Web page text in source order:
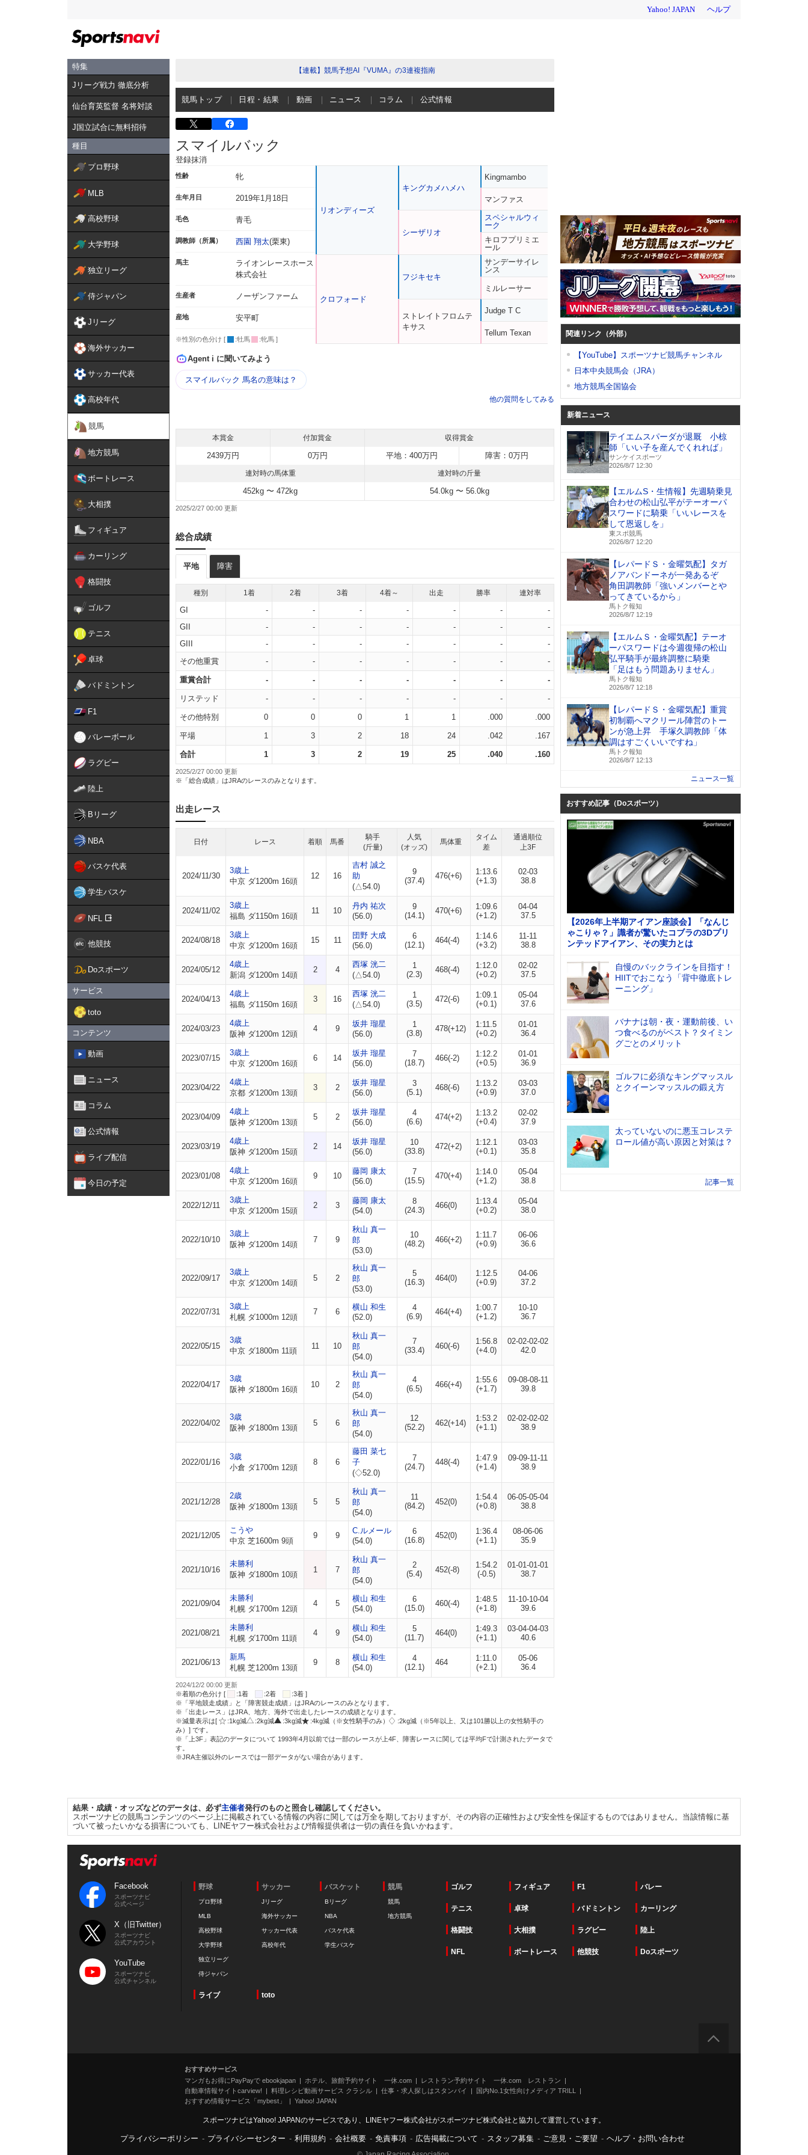
特集
Jリーグ戦力 徹底分析
仙台育英監督 名将対談
J国立試合に無料招待
種目
プロ野球
MLB
高校野球
大学野球
独立リーグ
侍ジャパン
Jリーグ
海外サッカー
サッカー代表
高校年代
競馬
地方競馬
ボートレース
大相撲
フィギュア
カーリング
格闘技
ゴルフ
テニス
卓球
バドミントン
F1
バレーボール
ラグビー
陸上
Bリーグ
NBA
バスケ代表
学生バスケ
NFL
他競技
Doスポーツ
サービス
toto
コンテンツ
動画
ニュース
コラム
公式情報
ライブ配信
今日の予定
【連載】競馬予想AI『VUMA』の3連複指南
競馬トップ 日程・結果 動画 ニュース コラム 公式情報
スマイルバック
登録抹消
性齢 牝
生年月日 2019年1月18日
毛色 青毛
調教師（所属） 西園 翔太(栗東)
馬主
ライオンレースホース
株式会社
生産者 ノーザンファーム
産地 安平町
※性別の色分け [ :牡馬 :牝馬 ]
リオンディーズ
クロフォード
キングカメハメハ
シーザリオ
フジキセキ
ストレイトフロムテ
キサス
Kingmambo
マンファス
スペシャルウィ
ーク
キロフプリミエ
ール
サンデーサイレ
ンス
ミルレーサー
Judge T C
Tellum Texan
Agent i に聞いてみよう
スマイルバック 馬名の意味は？
他の質問をしてみる
本賞金 付加賞金 収得賞金
2439万円 0万円 平地：400万円 障害：0万円
連対時の馬体重 連対時の斤量
452kg 〜 472kg 54.0kg 〜 56.0kg
2025/2/27 00:00
総合成績
平地 障害
種別 1着 2着 3着 4着～ 出走 勝率 連対率
GI - - - - - -
-
GII
- - - - - -
-
GIII
- - - - - -
-
その他重賞
- - - - - - -
重賞合計 - - - - - - -
リステッド - - - - - - -
その他特別 0 0 0 1 1 .000 .000
平場 1 3 2 18 24 .042 .167
合計 1 3 2 19 25 .040 .160
2025/2/27 00:00 更新
※「総合成績」はJRAのレースのみとなります。
出走レース
日付 レース 着順 馬番
騎手
(斤量)
人気
(オッズ)
馬体重
タイム
差
通過順位
上3F
2024/11/30
3歳上
中京 ダ1200m 16頭
12 16
吉村 誠之
助
(△54.0)
9
(37.4)
476(+6)
1:13.6
(+1.3)
02-03
38.8
2024/11/02
3歳上
福島 ダ1150m 16頭
11 10
丹内 祐次
(56.0)
9
(14.1)
470(+6)
1:09.6
(+1.2)
04-04
37.5
2024/08/18
3歳上
中京 ダ1200m 16頭
15 11
団野 大成
(56.0)
6
(12.1)
464(-4)
1:14.6
(+3.2)
11-11
38.8
2024/05/12
4歳上
新潟 ダ1200m 14頭
2 4
西塚 洸二
(△54.0)
1
(2.3)
468(-4)
1:12.0
(+0.2)
02-02
37.5
2024/04/13
4歳上
福島 ダ1150m 16頭
3 16
西塚 洸二
(△54.0)
1
(3.5)
472(-6)
1:09.1
(+0.1)
05-04
37.6
2024/03/23
4歳上
阪神 ダ1200m 12頭
4 9
坂井 瑠星
(56.0)
1
(3.8)
478(+12)
1:11.5
(+0.2)
01-01
36.4
2023/07/15
3歳上
中京 ダ1200m 16頭
6 14
坂井 瑠星
(56.0)
7
(18.7)
466(-2)
1:12.2
(+0.5)
01-01
36.9
2023/04/22
4歳上
京都 ダ1200m 13頭
3 2
坂井 瑠星
(56.0)
3
(5.1)
468(-6)
1:13.2
(+0.9)
03-03
37.0
2023/04/09
4歳上
阪神 ダ1200m 13頭
5 2
坂井 瑠星
(56.0)
4
(6.6)
474(+2)
1:13.2
(+0.4)
02-02
37.9
2023/03/19
4歳上
阪神 ダ1200m 15頭
2 14
坂井 瑠星
(56.0)
10
(33.8)
472(+2)
1:12.1
(+0.1)
03-03
35.8
2023/01/08
4歳上
中京 ダ1200m 16頭
9 10
藤岡 康太
(56.0)
7
(15.5)
470(+4)
1:14.0
(+1.2)
05-04
38.8
2022/12/11
3歳上
中京 ダ1200m 15頭
2 3
藤岡 康太
(54.0)
8
(24.3)
466(0)
1:13.4
(+0.2)
05-04
38.0
2022/10/10
3歳上
阪神 ダ1200m 14頭
7 9
秋山 真一
郎
(53.0)
10
(48.2)
466(+2)
1:11.7
(+0.9)
06-06
36.6
2022/09/17
3歳上
中京 ダ1200m 14頭
5 2
秋山 真一
郎
(53.0)
5
(16.3)
464(0)
1:12.5
(+0.9)
04-06
37.2
2022/07/31
3歳上
札幌 ダ1000m 12頭
7 6
横山 和生
(52.0)
4
(6.9)
464(+4)
1:00.7
(+1.2)
10-10
36.7
2022/05/15
3歳
中京 ダ1800m 11頭
11 10
秋山 真一
郎
(54.0)
7
(33.4)
460(-6)
1:56.8
(+4.0)
02-02-02-02
42.0
2022/04/17
3歳
阪神 ダ1800m 16頭
10 2
秋山 真一
郎
(54.0)
4
(6.5)
466(+4)
1:55.6
(+1.7)
09-08-08-11
39.8
2022/04/02
3歳
阪神 ダ1800m 13頭
5 6
秋山 真一
郎
(54.0)
12
(52.2)
462(+14)
1:53.2
(+1.1)
02-02-02-02
38.9
2022/01/16
3歳
小倉 ダ1700m 12頭
8 6
藤田 菜七
子
(◇52.0)
7
(24.7)
448(-4)
1:47.9
(+1.4)
09-09-11-11
38.9
2021/12/28
2歳
阪神 ダ1800m 13頭
5 5
秋山 真一
郎
(54.0)
11
(84.2)
452(0)
1:54.4
(+0.8)
06-05-05-04
38.8
2021/12/05
こうや
中京 芝1600m 9頭
9 9
C.ルメール
(54.0)
6
(16.8)
452(0)
1:36.4
(+1.1)
08-06-06
35.9
2021/10/16
未勝利
阪神 ダ1800m 10頭
1 7
秋山 真一
郎
(54.0)
2
(5.4)
452(-8)
1:54.2
(-0.5)
01-01-01-01
38.7
2021/09/04
未勝利
札幌 ダ1700m 12頭
4 5
横山 和生
(54.0)
6
(15.0)
460(-4)
1:48.5
(+1.8)
11-10-10-04
39.6
2021/08/21
未勝利
札幌 ダ1700m 11頭
4 9
横山 和生
(54.0)
5
(11.7)
464(0)
1:49.3
(+1.1)
03-04-04-03
40.6
2021/06/13
新馬
札幌 芝1200m 13頭
9 8
横山 和生
(54.0)
4
(12.1)
464
1:11.0
(+2.1)
05-06
36.4
2024/12/2 00:00 更新
※着順の色分け [
:1着 :2着
:3着 ]
※「平地競走成績」と「障害競走成績」はJRAのレースのみとなります。
※「出走レース」はJRA、地方、海外で出走したレースの成績となります。
※減量表示は[
:1kg減 :2kg減 :3kg減 :4kg減（※女性騎手のみ）
:2kg減（※5年以上、又は101勝以上の女性騎手の
み）] です。
※「上3F」表記のデータについて 1993年4月以前では一部のレースが上4F、障害レースに関しては平均Fで計測されたデータで
す。
※JRA主催以外のレースでは一部データがない場合があります。
関連リンク（外部）
【YouTube】スポーツナビ競馬チャンネル
日本中央競馬会（JRA）
地方競馬全国協会
新着ニュース
テイエムスパーダが退厩 小椋
師「いい子を産んでくれれば」
サンケイスポーツ
2026/8/7 12:30
【エルムS・生情報】先週騎乗見
合わせの松山弘平がテーオーパ
スワードに騎乗「いいレースを
して恩返しを」
東スポ競馬
2026/8/7 12:20
【レパードＳ・金曜気配】タガ
ノアバンドーネが一発あるぞ
角田調教師「強いメンバーとや
ってきているから」
馬トク報知
2026/8/7 12:19
【エルムＳ・金曜気配】テーオ
ーパスワードは今週復帰の松山
弘平騎手が最終調整に騎乗
「足はもう問題ありません」
馬トク報知
2026/8/7 12:18
【レパードＳ・金曜気配】重賞
初制覇へマクリール陣営のトー
ンが急上昇 手塚久調教師「体
調はすごくいいですね」
馬トク報知
2026/8/7 12:13
ニュース一覧
おすすめ記事（Doスポーツ）
【2026年上半期アイアン座談会】「なんじ
ゃこりゃ？」識者が驚いたコブラの3Dプリ
ンテッドアイアン、その実力とは
自慢のバックラインを目指す！
HIITでおこなう「背中徹底トレ
ーニング」
バナナは朝・夜・運動前後、い
つ食べるのがベスト？タイミン
グごとのメリット
ゴルフに必須なキングマッスル
とクイーンマッスルの鍛え方
太っていないのに悪玉コレステ
ロール値が高い原因と対策は？
記事一覧
結果・成績・オッズなどのデータは、必ず主催者発行のものと照合し確認してください。
スポーツナビの競馬コンテンツのページ上に掲載されている情報の内容に関しては万全を期しておりますが、その内容の正確性および安全性を保証するものではありません。当該情報に基
づいて被ったいかなる損害についても、LINEヤフー株式会社および情報提供者は一切の責任を負いかねます。
Facebook
スポーツナビ
公式ページ
X（旧Twitter）
スポーツナビ
公式アカウント
YouTube
スポーツナビ
公式チャンネル
野球
プロ野球
MLB
高校野球
大学野球
独立リーグ
侍ジャパン
サッカー
Jリーグ
海外サッカー
サッカー代表
高校年代
バスケット
Bリーグ
NBA
バスケ代表
学生バスケ
競馬
競馬
地方競馬
ゴルフ フィギュア F1 バレー
テニス 卓球 バドミントン カーリング
格闘技 大相撲 ラグビー 陸上
NFL ボートレース 他競技 Doスポーツ
ライブ toto
おすすめサービス
マンガもお得にPayPayで ebookjapan
ホテル、旅館予約サイト 一休.com
レストラン予約サイト 一休.com レストラン
自動車情報サイトcarview!
料理レシピ動画サービス クラシル 仕事・求人探しはスタンバイ
国内No.1女性向けメディア TRILL
おすすめ情報サービス「mybest」
Yahoo! JAPAN
スポーツナビはYahoo! JAPANのサービスであり、LINEヤフー株式会社がスポーツナビ株式会社と協力して運営しています。
プライバシーポリシー - プライバシーセンター - 利用規約 - 会社概要 - 免責事項 - 広告掲載について - スタッフ募集 - ご意見・ご要望 - ヘルプ・お問い合わせ